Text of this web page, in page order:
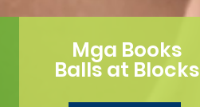
Mga Books
Balls at Blocks